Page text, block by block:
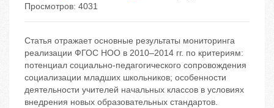
Просмотров: 4031
Cтатья отражает основные результаты мониторинга
реализации ФГОС НОО в 2010–2014 гг. по критериям:
потенциал социально-педагогического сопровождения
социализации младших школьников; особенности
деятельности учителей начальных классов в условиях
внедрения новых образовательных стандартов.